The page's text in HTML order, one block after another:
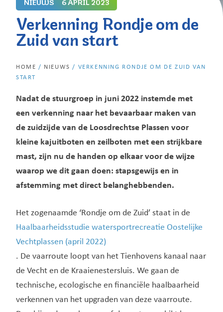
Verkenning Rondje om de
Zuid van start
HOME / NIEUWS / VERKENNING RONDJE OM DE ZUID VAN
START
Nadat de stuurgroep in juni 2022 instemde met
een verkenning naar het bevaarbaar maken van
de zuidzijde van de Loosdrechtse Plassen voor
kleine kajuitboten en zeilboten met een strijkbare
mast, zijn nu de handen op elkaar voor de wijze
waarop we dit gaan doen: stapsgewijs en in
afstemming met direct belanghebbenden.
Het zogenaamde ‘Rondje om de Zuid’ staat in de
Haalbaarheidsstudie watersportrecreatie Oostelijke
Vechtplassen (april 2022)
. De vaarroute loopt van het Tienhovens kanaal naar
de Vecht en de Kraaienestersluis. We gaan de
technische, ecologische en financiële haalbaarheid
verkennen van het upgraden van deze vaarroute.